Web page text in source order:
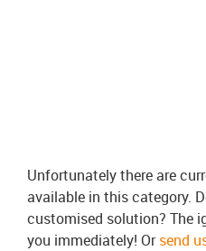
Unfortunately there are
available in this category.
customised solution? The
you immediately! Orsend